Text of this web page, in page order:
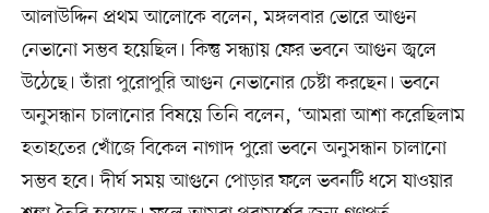
আলাউদ্দিন প্রথম আলোকে বলেন, মঙ্গলবার ভোরে আগুন
নেভানো সম্ভব হয়েছিল। কিন্তু সন্ধ্যায় ফের ভবনে আগুন জ্বলে
উঠেছে। তাঁরা পুরোপুরি আগুন নেভানোর চেষ্টা করছেন। ভবনে
অনুসন্ধান চালানোর বিষয়ে তিনি বলেন, ‘আমরা আশা করেছিলাম
হতাহতের খোঁজে বিকেল নাগাদ পুরো ভবনে অনুসন্ধান চালানো
সম্ভব হবে। দীর্ঘ সময় আগুনে পোড়ার ফলে ভবনটি ধসে যাওয়ার